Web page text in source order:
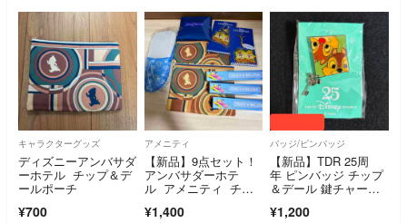
キャラクターグッズ
ディズニーアンバサダ
ーホテル チップ＆デ
ールポーチ
¥700
アメニティ
【新品】9点セット！
アンバサダーホテ
ル アメニティ チッ
¥1,400
バッジ/ピンバッジ
【新品】TDR 25周
年 ピンバッジ チップ
＆デール 鍵チャーム
¥1,200